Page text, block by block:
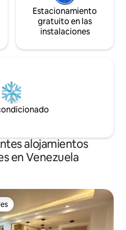
Estacionamiento
gratuito en las
instalaciones
alojamientos
en Venezuela
entre huéspedes